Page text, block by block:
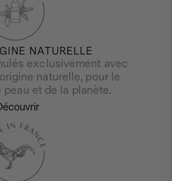
NATURELLE
exclusivement avec
naturelle, pour le
et de la planète.
Découvrir